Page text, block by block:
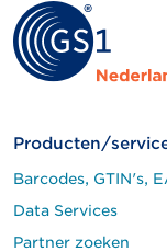
Producten/
Barcodes, GTIN's,
Data Services
Partner zoeken